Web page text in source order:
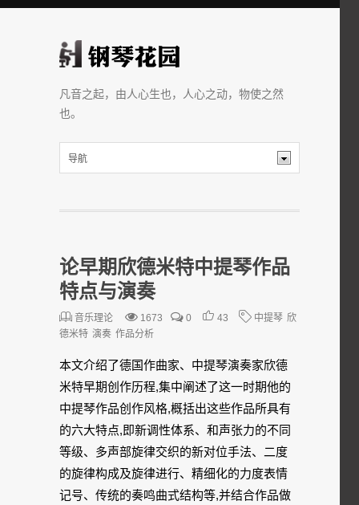
凡音之起，由人心生也，人心之动，物使之然
也。
论早期欣德米特中提琴作品
特点与演奏
音乐理论 1673 0 43 中提琴 欣
德米特 演奏 作品分析
本文介绍了德国作曲家、中提琴演奏家欣德
米特早期创作历程,集中阐述了这一时期他的
中提琴作品创作风格,概括出这些作品所具有
的六大特点,即新调性体系、和声张力的不同
等级、多声部旋律交织的新对位手法、二度
的旋律构成及旋律进行、精细化的力度表情
记号、传统的奏鸣曲式结构等,并结合作品做